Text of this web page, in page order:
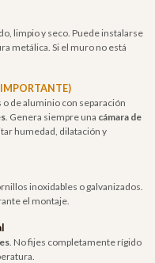
limpio y seco. Puede instalarse
metálica. Si el muro no está
de aluminio con separación
. Genera siempre una cámara de
humedad, dilatación y
inoxidables o galvanizados.
el montaje.
. No fijes completamente rígido